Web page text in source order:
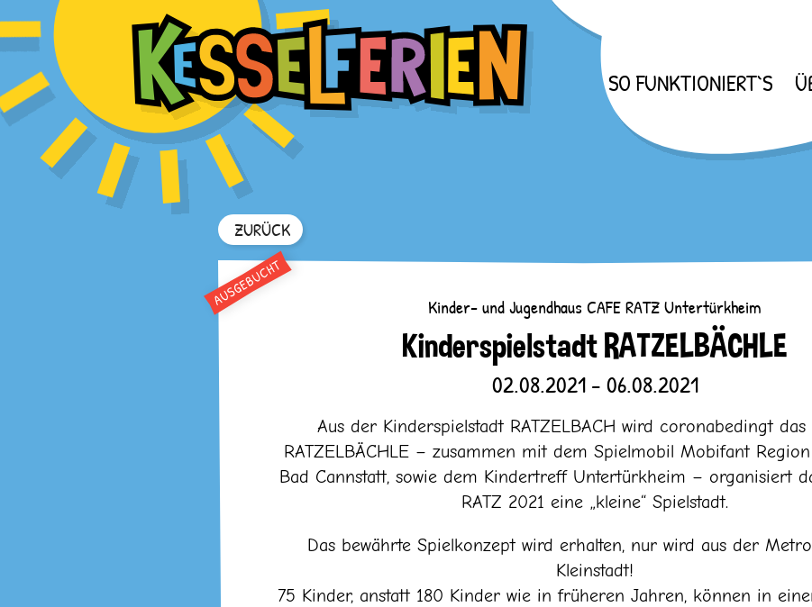
SO FUNKTIONIERT`S
ZURÜCK
Kinder- und Jugendhaus CAFE RATZ Untertürkheim
Kinderspielstadt RATZELBÄCHLE
02.08.2021 - 06.08.2021
Aus der Kinderspielstadt RATZELBACH wird coronabedingt
RATZELBÄCHLE – zusammen mit dem Spielmobil Mobifant
Bad Cannstatt, sowie dem Kindertreff Untertürkheim – organisiert
RATZ 2021 eine „kleine“ Spielstadt.
Das bewährte Spielkonzept wird erhalten, nur wird aus der
Kleinstadt!
75 Kinder, anstatt 180 Kinder wie in früheren Jahren, können in